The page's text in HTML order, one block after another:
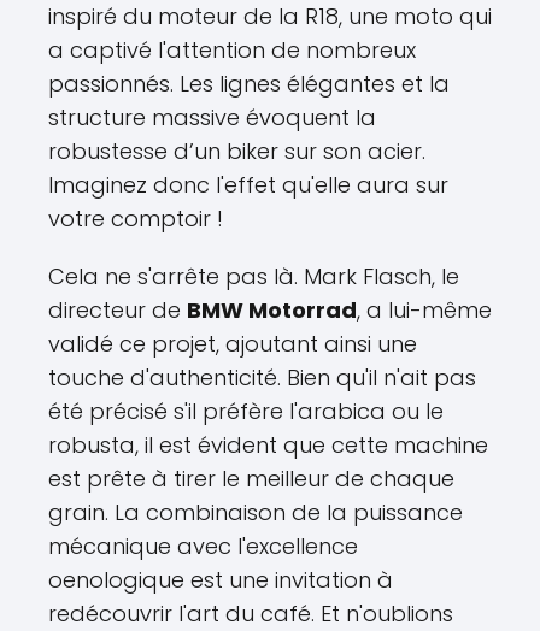
inspiré du moteur de la R18, une moto qui
a captivé l'attention de nombreux
passionnés. Les lignes élégantes et la
structure massive évoquent la
robustesse d’un biker sur son acier.
Imaginez donc l'effet qu'elle aura sur
votre comptoir !
Cela ne s'arrête pas là. Mark Flasch, le
directeur de BMW Motorrad, a lui-même
validé ce projet, ajoutant ainsi une
touche d'authenticité. Bien qu'il n'ait pas
été précisé s'il préfère l'arabica ou le
robusta, il est évident que cette machine
est prête à tirer le meilleur de chaque
grain. La combinaison de la puissance
mécanique avec l'excellence
oenologique est une invitation à
redécouvrir l'art du café. Et n'oublions